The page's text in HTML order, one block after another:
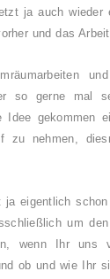
ja auch wieder
und das
so gerne mal
gekommen
zu nehmen,
ja eigentlich
um
wenn Ihr
ob und wie Ihr